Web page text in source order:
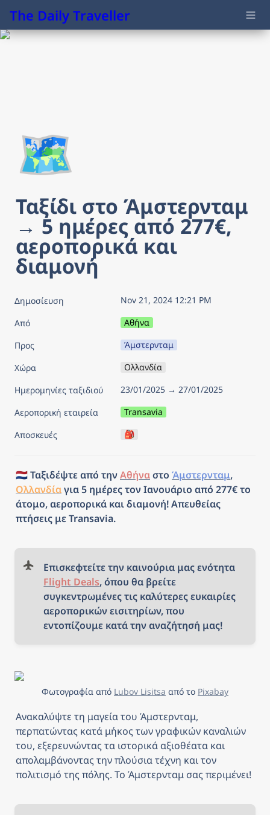
The Daily Traveller
🗺️
Ταξίδι στο Άμστερνταμ
→ 5 ημέρες από 277€,
αεροπορικά και
διαμονή
Δημοσίευση
Nov 21, 2024 12:21 PM
Από
Αθήνα
Προς
Άμστερνταμ
Χώρα
Ολλανδία
Ημερομηνίες ταξιδιού
23/01/2025 → 27/01/2025
Αεροπορική εταιρεία
Transavia
Αποσκευές
🎒
🇳🇱 Ταξιδέψτε από την Αθήνα στο Άμστερνταμ
Ολλανδία για 5 ημέρες τον Ιανουάριο από 277€ το
άτομο, αεροπορικά και διαμονή! Απευθείας
πτήσεις με Transavia.
Flight Deals, όπου θα βρείτε
συγκεντρωμένες τις καλύτερες ευκαιρίες
αεροπορικών εισιτηρίων, που
εντοπίζουμε κατά την αναζήτησή μας!
Φωτογραφία από Lubov Lisitsa από το Pixabay
Ανακαλύψτε τη μαγεία του Άμστερνταμ,
περπατώντας κατά μήκος των γραφικών καναλιών
του, εξερευνώντας τα ιστορικά αξιοθέατα και
απολαμβάνοντας την πλούσια τέχνη και τον
πολιτισμό της πόλης. Το Άμστερνταμ σας περιμένει!